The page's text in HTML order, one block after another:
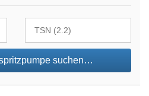
suchen…